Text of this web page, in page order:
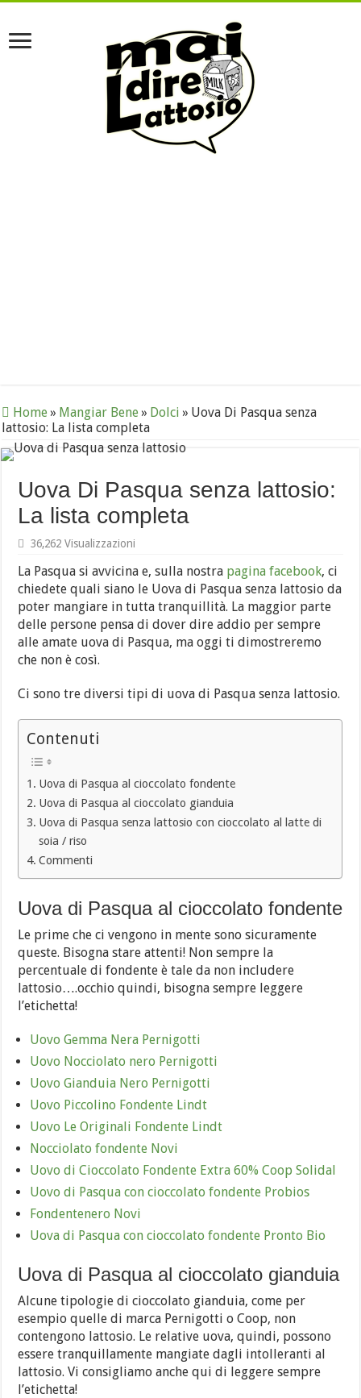
Home» Mangiar Bene» Dolci » Uova Di Pasqua senza
lattosio: La lista completa
Uova Di Pasqua senza lattosio:
La lista completa
36,262 Visualizzazioni
La Pasqua si avvicina e, sulla nostra pagina facebook, ci
chiedete quali siano le Uova di Pasqua senza lattosio da
poter mangiare in tutta tranquillità. La maggior parte
delle persone pensa di dover dire addio per sempre
alle amate uova di Pasqua, ma oggi ti dimostreremo
che non è così.
Ci sono tre diversi tipi di uova di Pasqua senza lattosio.
Contenuti
Uova di Pasqua al cioccolato fondente
Uova di Pasqua al cioccolato gianduia
Uova di Pasqua senza lattosio con cioccolato al latte di
soia / riso
Commenti
Uova di Pasqua al cioccolato fondente
Le prime che ci vengono in mente sono sicuramente
queste. Bisogna stare attenti! Non sempre la
percentuale di fondente è tale da non includere
lattosio….occhio quindi, bisogna sempre leggere
l’etichetta!
Uovo Gemma Nera Pernigotti
Uovo Nocciolato nero Pernigotti
Uovo Gianduia Nero Pernigotti
Uovo Piccolino Fondente Lindt
Uovo Le Originali Fondente Lindt
Nocciolato fondente Novi
Uovo di Cioccolato Fondente Extra 60% Coop Solidal
Uovo di Pasqua con cioccolato fondente Probios
Fondentenero Novi
Uova di Pasqua con cioccolato fondente Pronto Bio
Uova di Pasqua al cioccolato gianduia
Alcune tipologie di cioccolato gianduia, come per
esempio quelle di marca Pernigotti o Coop, non
contengono lattosio. Le relative uova, quindi, possono
essere tranquillamente mangiate dagli intolleranti al
lattosio. Vi consigliamo anche qui di leggere sempre
l’etichetta!